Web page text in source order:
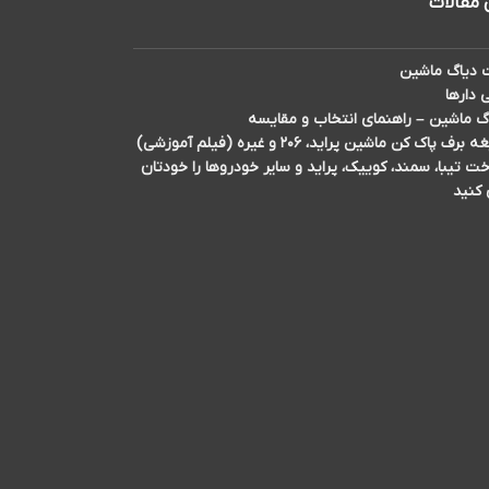
ماشین
دارها
ماشین – راهنمای انتخاب و مقایسه
کن ماشین پراید، ۲۰۶ و غیره (فیلم آموزشی)
سمند، کوییک، پراید و سایر خودروها را خودتان
کنید